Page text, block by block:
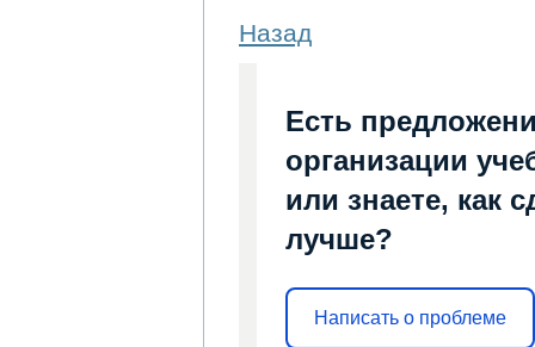
Назад
Есть
организации
или знаете, как
лучше?
Написать о проблеме